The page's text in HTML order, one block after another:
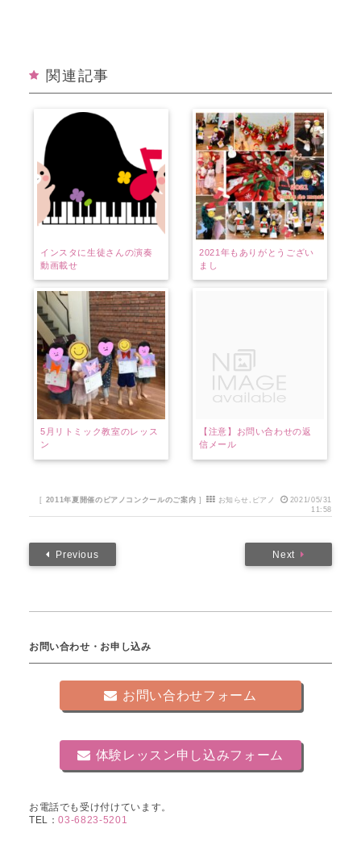
関連記事
インスタに生徒さんの演奏
動画載せ
2021年もありがとうござい
まし
5月リトミック教室のレッス
ン
【注意】お問い合わせの返
信メール
[ 2011年夏開催のピアノコンクールのご案内 ] お知らせ ピアノ
2021/05/31
11:58
Previous Next
お問い合わせ・お申し込み
お問い合わせフォーム
体験レッスン申し込みフォーム
お電話でも受け付けています。
TEL：03-6823-5201